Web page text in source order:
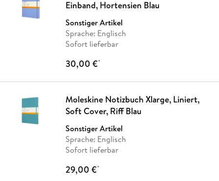
Einband, Hortensien Blau
Sonstiger Artikel
Sprache: Englisch
Sofort lieferbar
30,00 €*
Moleskine Notizbuch Xlarge, Liniert,
Soft Cover, Riff Blau
Sonstiger Artikel
Sprache: Englisch
Sofort lieferbar
29,00 €*